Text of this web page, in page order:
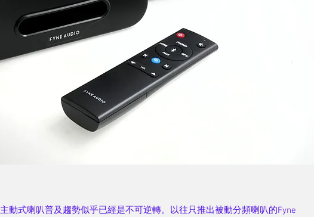
動式喇叭普及趨勢似乎已經是不可逆轉。以往只推出被動分頻喇叭的Fyne